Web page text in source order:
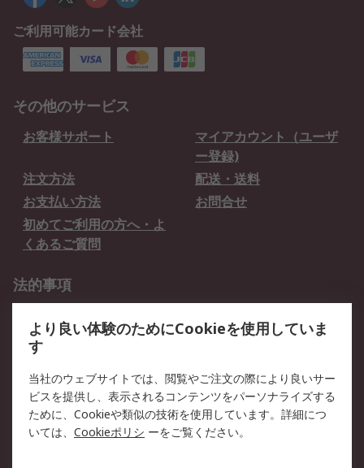
ご利用可能カード会社
その他のサービス
お客様サポート
マイアカウント（ユーザ
ー登録)
注文方法
配送・送料
お支払い方法
お問合せ
初めてご利用の方へ・よ
くあるご質問
法的事項
クッキーポリシー
RSについて
会社概要
採用情報
プレスリリース＆お知ら
コーポレートサイト
より良い体験のためにCookieを使用していま
す
当社のウェブサイトでは、閲覧やご注文の際により良いサー
ビスを提供し、表示されるコンテンツをパーソナライズする
ために、Cookieや類似の技術を使用しています。詳細につ
いては、 Cookieポリシ ーをご覧ください。